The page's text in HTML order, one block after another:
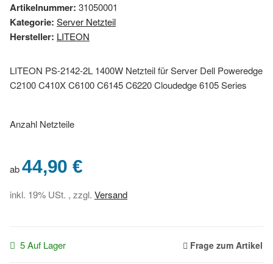
Artikelnummer: 31050001
Kategorie: Server Netzteil
Hersteller: LITEON
LITEON PS-2142-2L 1400W Netzteil für Server Dell Poweredge
C2100 C410X C6100 C6145 C6220 Cloudedge 6105 Series
Anzahl Netzteile
ab44,90 €
inkl. 19% USt. , zzgl. Versand
5 Auf Lager Frage zum Artikel